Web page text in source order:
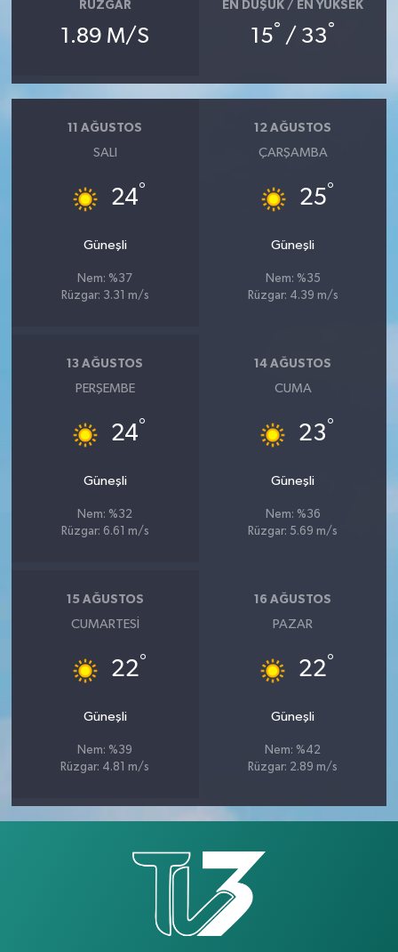
RÜZGAR
1.89 M/S
EN DÜŞÜK / EN YÜKSEK
15° / 33°
11 AĞUSTOS
SALI
24°
Güneşli
Nem: %37
Rüzgar: 3.31 m/s
12 AĞUSTOS
ÇARŞAMBA
25°
Güneşli
Nem: %35
Rüzgar: 4.39 m/s
13 AĞUSTOS
PERŞEMBE
24°
Güneşli
Nem: %32
Rüzgar: 6.61 m/s
14 AĞUSTOS
CUMA
23°
Güneşli
Nem: %36
Rüzgar: 5.69 m/s
15 AĞUSTOS
CUMARTESI
22°
Güneşli
Nem: %39
Rüzgar: 4.81 m/s
16 AĞUSTOS
PAZAR
22°
Güneşli
Nem: %42
Rüzgar: 2.89 m/s